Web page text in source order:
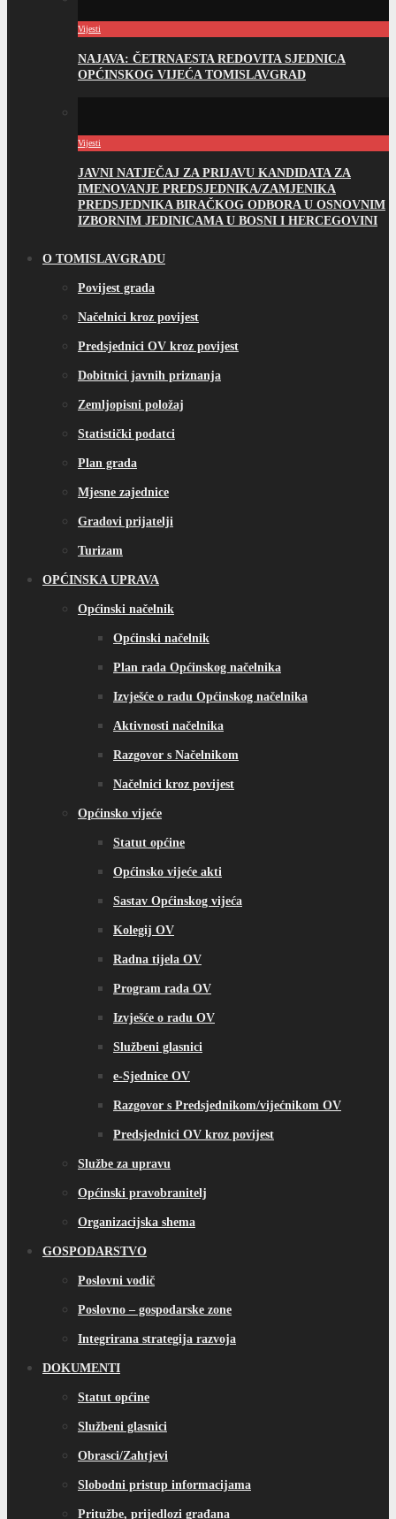
Vijesti
NAJAVA: ČETRNAESTA REDOVITA SJEDNICA
OPĆINSKOG VIJEĆA TOMISLAVGRAD
Vijesti
JAVNI NATJEČAJ ZA PRIJAVU KANDIDATA ZA
IMENOVANJE PREDSJEDNIKA/ZAMJENIKA
PREDSJEDNIKA BIRAČKOG ODBORA U OSNOVNIM
IZBORNIM JEDINICAMA U BOSNI I HERCEGOVINI
O TOMISLAVGRADU
Povijest grada
Načelnici kroz povijest
Predsjednici OV kroz povijest
Dobitnici javnih priznanja
Zemljopisni položaj
Statistički podatci
Plan grada
Mjesne zajednice
Gradovi prijatelji
Turizam
OPĆINSKA UPRAVA
Općinski načelnik
Općinski načelnik
Plan rada Općinskog načelnika
Izvješće o radu Općinskog načelnika
Aktivnosti načelnika
Razgovor s Načelnikom
Načelnici kroz povijest
Općinsko vijeće
Statut općine
Općinsko vijeće akti
Sastav Općinskog vijeća
Kolegij OV
Radna tijela OV
Program rada OV
Izvješće o radu OV
Službeni glasnici
e-Sjednice OV
Razgovor s Predsjednikom/vijećnikom OV
Predsjednici OV kroz povijest
Službe za upravu
Općinski pravobranitelj
Organizacijska shema
GOSPODARSTVO
Poslovni vodič
Poslovno – gospodarske zone
Integrirana strategija razvoja
DOKUMENTI
Statut općine
Službeni glasnici
Obrasci/Zahtjevi
Slobodni pristup informacijama
Pritužbe, prijedlozi građana